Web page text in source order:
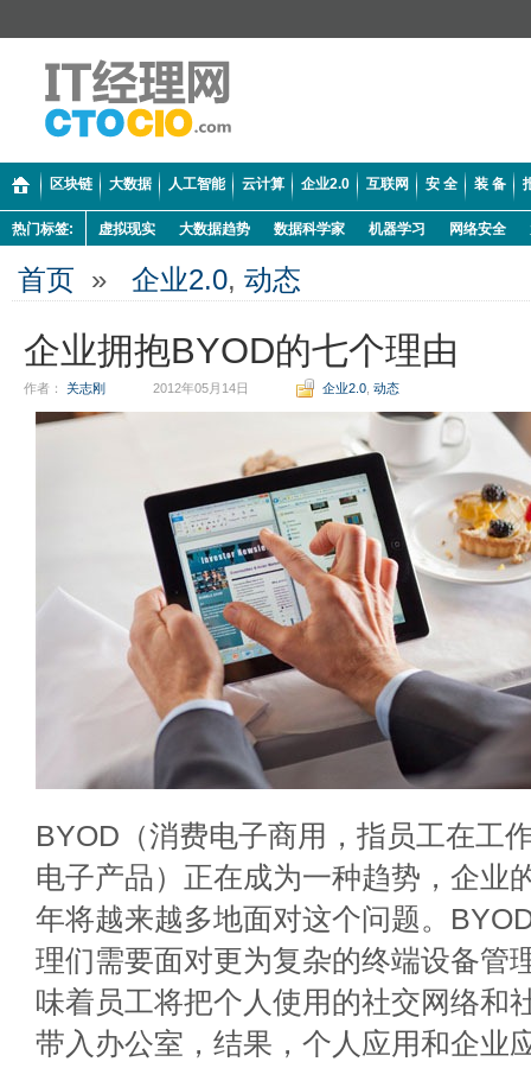
区块链 大数据 人工智能 云计算 企业2.0 互联网 安 全 装 备
热门标签: 虚拟现实 大数据趋势 数据科学家 机器学习 网络安全
首页 » 企业2.0, 动态
企业拥抱BYOD的七个理由
作者： 关志刚 2012年05月14日 企业2.0 动态
BYOD（消费电子商用，指员工在工
电子产品）正在成为一种趋势，企业
年将越来越多地面对这个问题。
理们需要面对更为复杂的终端设备管
味着员工将把个人使用的社交网络和
带入办公室，结果，个人应用和企业